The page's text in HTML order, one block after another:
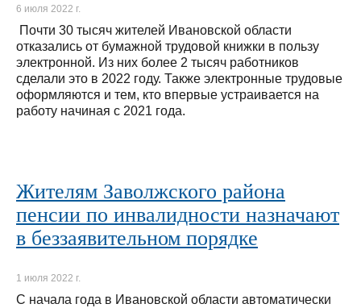
6 июля 2022 г.
Почти 30 тысяч жителей Ивановской области
отказались от бумажной трудовой книжки в пользу
электронной. Из них более 2 тысяч работников
сделали это в 2022 году. Также электронные трудовые
оформляются и тем, кто впервые устраивается на
работу начиная с 2021 года.
Жителям Заволжского района
пенсии по инвалидности назначают
в беззаявительном порядке
1 июля 2022 г.
С начала года в Ивановской области автоматически